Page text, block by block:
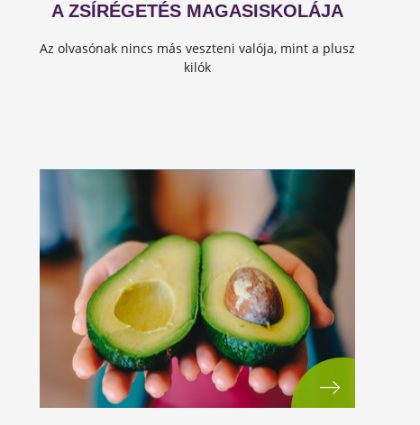
A ZSÍRÉGETÉS MAGASISKOLÁJA
Az olvasónak nincs más veszteni valója, mint a plusz
kilók